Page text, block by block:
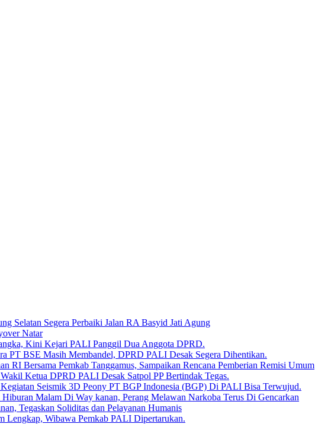
Selatan Segera Perbaiki Jalan RA Basyid Jati Agung
Natar
Kini Kejari PALI Panggil Dua Anggota DPRD.
PT BSE Masih Membandel, DPRD PALI Desak Segera Dihentikan.
RI Bersama Pemkab Tanggamus, Sampaikan Rencana Pemberian Remisi Umum
Ketua DPRD PALI Desak Satpol PP Bertindak Tegas.
Seismik 3D Peony PT BGP Indonesia (BGP) Di PALI Bisa Terwujud.
Malam Di Way kanan, Perang Melawan Narkoba Terus Di Gencarkan
Tegaskan Soliditas dan Pelayanan Humanis
Lengkap, Wibawa Pemkab PALI Dipertarukan.